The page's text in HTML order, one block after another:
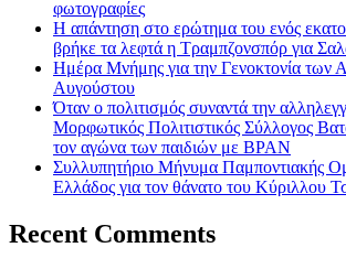
φωτογραφίες
Η απάντηση στο ερώτημα του ενός
βρήκε τα λεφτά η Τραμπζονσπόρ για
Ημέρα Μνήμης για την Γενοκτονία των
Αυγούστου
Όταν ο πολιτισμός συναντά την
Μορφωτικός Πολιτιστικός Σύλλογος
τον αγώνα των παιδιών με BPAN
Συλλυπητήριο Μήνυμα Παμποντιακής
Ελλάδος για τον θάνατο του Κύριλλου
Recent Comments